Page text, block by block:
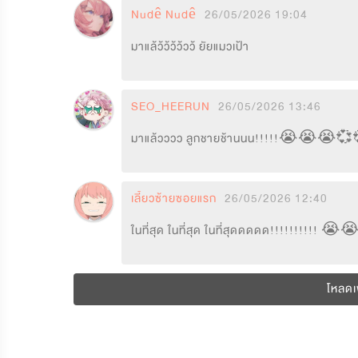
Nudê Nudê 26/05/2026 19:04
มาแล้ว้ว้ว้ว้วว้ ยัยแมวเป้า
SEO_HEERUN 26/05/2026 13:46
มาแล้วววว ลูกชายช้านนน
เลี้ยวซ้ายซอยแรก 26/05/2026 12:40
ในที่สุด ในที่สุด ในที่สุดดดดด!!!!!!!!!!
โหลด